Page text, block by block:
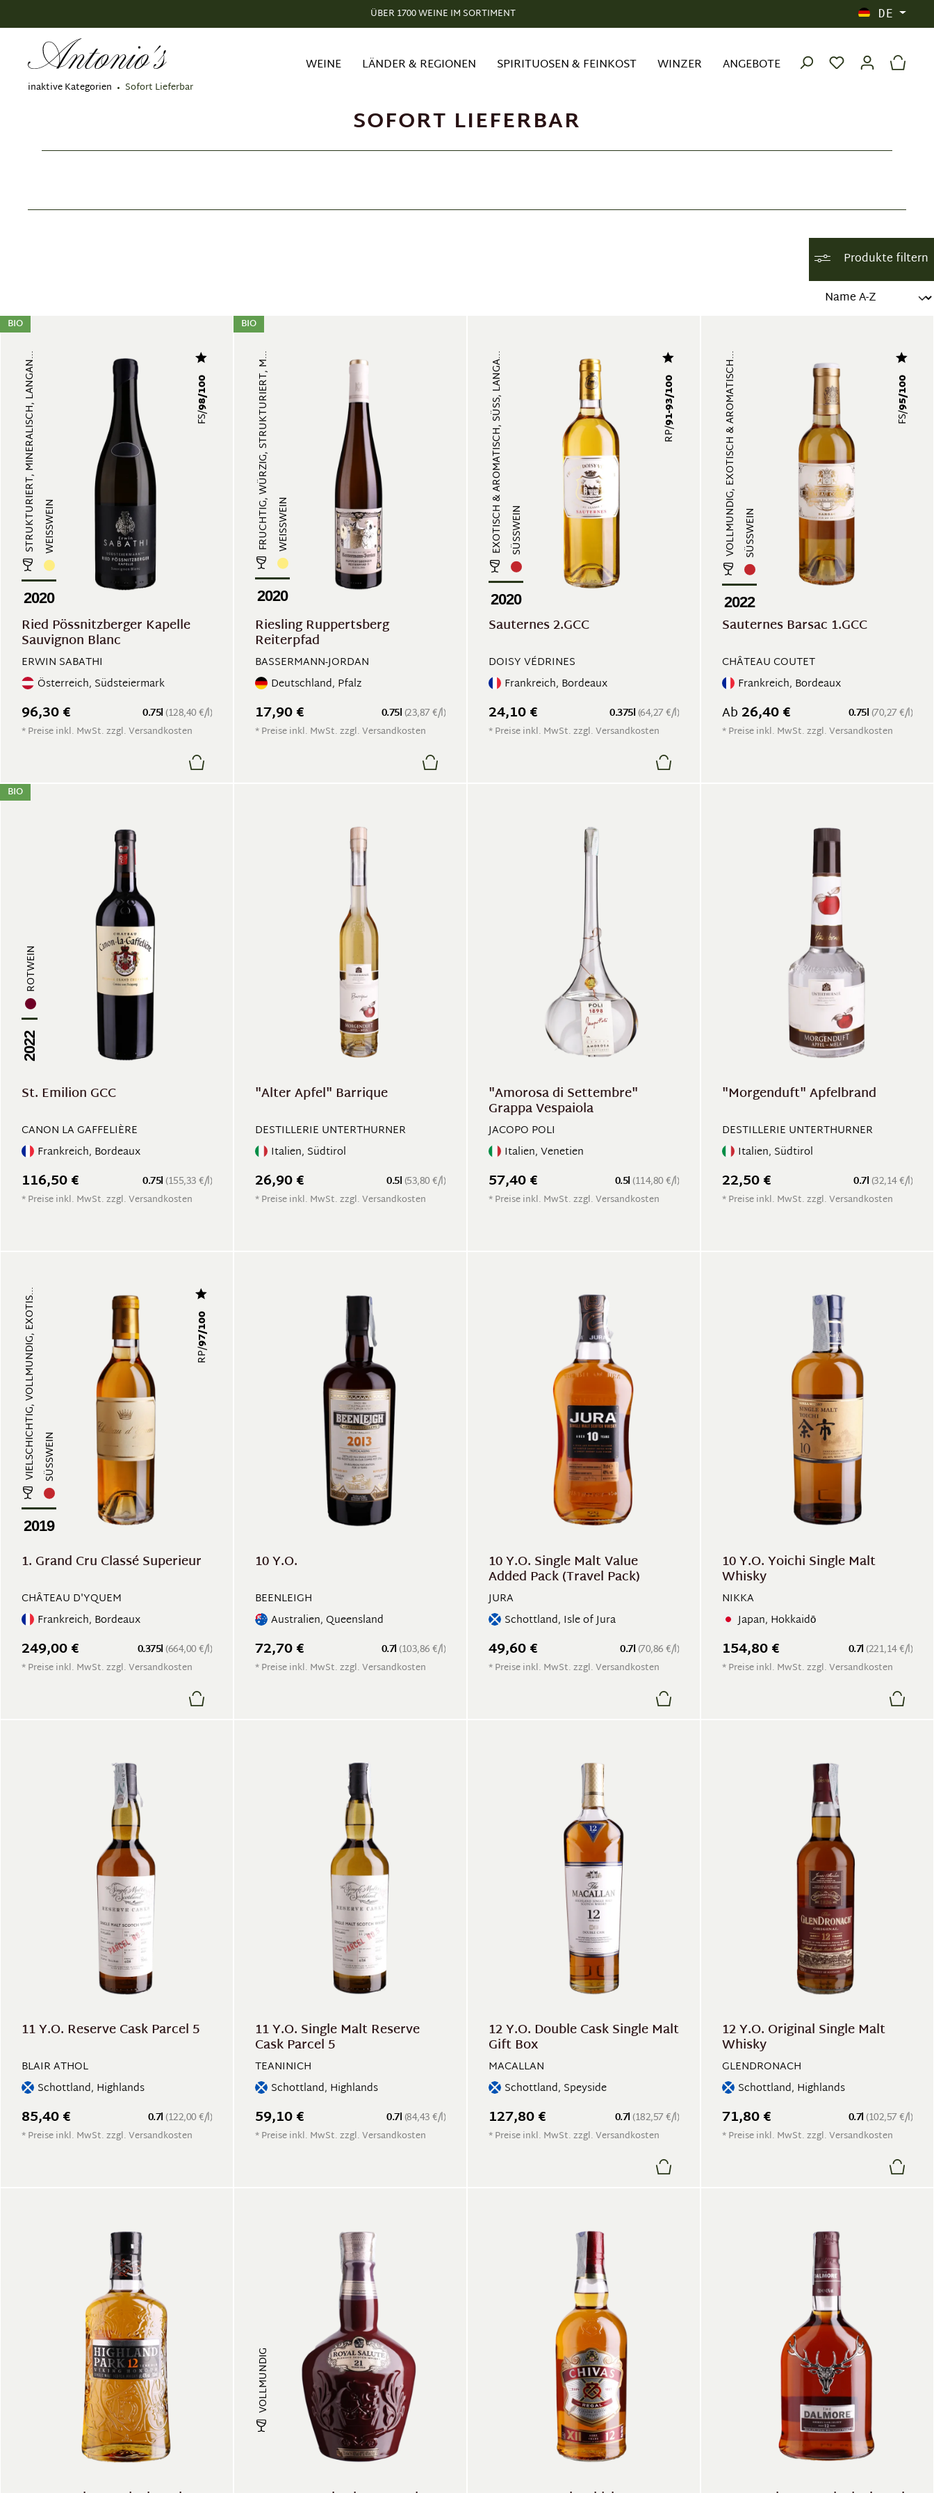
ÜBER 1700 WEINE IM SORTIMENT
Unser Weinclub: Exklusive Weine. Exklusive Vorteile. DE
inaktive Kategorien Sofort Lieferbar
WEINE LÄNDER & REGIONEN SPIRITUOSEN & FEINKOST WINZER ANGEBOTE
SOFORT LIEFERBAR
Produkte filtern
BIO
STRUKTURIERT, MINERALISCH, LANGAN... WEISSWEIN
2020
FS/
98/100
Ried Pössnitzberger Kapelle
Sauvignon Blanc
ERWIN SABATHI
Österreich, Südsteiermark
0.75l (128,40 €/l)
96,30 €
* Preise inkl. MwSt. zzgl. Versandkosten
BIO
FRUCHTIG, WÜRZIG, STRUKTURIERT, M... WEISSWEIN
2020
Riesling Ruppertsberg
Reiterpfad
BASSERMANN-JORDAN
Deutschland, Pfalz
0.75l (23,87 €/l)
17,90 €
* Preise inkl. MwSt. zzgl. Versandkosten
EXOTISCH & AROMATISCH, SÜSS, LANGA...SÜSSWEIN
2020
RP/
91-93/100
Sauternes 2.GCC
DOISY VÉDRINES
Frankreich, Bordeaux
0.375l (64,27 €/l)
24,10 €
* Preise inkl. MwSt. zzgl. Versandkosten
VOLLMUNDIG, EXOTISCH & AROMATISCH...SÜSSWEIN
2022
FS/
95/100
Sauternes Barsac 1.GCC
CHÂTEAU COUTET
Frankreich, Bordeaux
0.75l (70,27 €/l)
Ab 26,40 €
* Preise inkl. MwSt. zzgl. Versandkosten
BIO
ROTWEIN
2022
St. Emilion GCC
CANON LA GAFFELIÈRE
Frankreich, Bordeaux
0.75l (155,33 €/l)
116,50 €
* Preise inkl. MwSt. zzgl. Versandkosten
"Alter Apfel" Barrique
DESTILLERIE UNTERTHURNER
Italien, Südtirol
0.5l (53,80 €/l)
26,90 €
* Preise inkl. MwSt. zzgl. Versandkosten
"Amorosa di Settembre"
Grappa Vespaiola
JACOPO POLI
Italien, Venetien
0.5l (114,80 €/l)
57,40 €
* Preise inkl. MwSt. zzgl. Versandkosten
"Morgenduft" Apfelbrand
DESTILLERIE UNTERTHURNER
Italien, Südtirol
0.7l (32,14 €/l)
22,50 €
* Preise inkl. MwSt. zzgl. Versandkosten
VIELSCHICHTIG, VOLLMUNDIG, EXOTIS...SÜSSWEIN
2019
RP/
97/100
1. Grand Cru Classé Superieur
CHÂTEAU D'YQUEM
Frankreich, Bordeaux
0.375l (664,00 €/l)
249,00 €
* Preise inkl. MwSt. zzgl. Versandkosten
10 Y.O.
BEENLEIGH
Australien, Queensland
0.7l (103,86 €/l)
72,70 €
* Preise inkl. MwSt. zzgl. Versandkosten
10 Y.O. Single Malt Value
Added Pack (Travel Pack)
JURA
Schottland, Isle of Jura
0.7l (70,86 €/l)
49,60 €
* Preise inkl. MwSt. zzgl. Versandkosten
10 Y.O. Yoichi Single Malt
Whisky
NIKKA
Japan, Hokkaidō
0.7l (221,14 €/l)
154,80 €
* Preise inkl. MwSt. zzgl. Versandkosten
11 Y.O. Reserve Cask Parcel 5
BLAIR ATHOL
Schottland, Highlands
0.7l (122,00 €/l)
85,40 €
* Preise inkl. MwSt. zzgl. Versandkosten
11 Y.O. Single Malt Reserve
Cask Parcel 5
TEANINICH
Schottland, Highlands
0.7l (84,43 €/l)
59,10 €
* Preise inkl. MwSt. zzgl. Versandkosten
12 Y.O. Double Cask Single Malt
Gift Box
MACALLAN
Schottland, Speyside
0.7l (182,57 €/l)
127,80 €
* Preise inkl. MwSt. zzgl. Versandkosten
12 Y.O. Original Single Malt
Whisky
GLENDRONACH
Schottland, Highlands
0.7l (102,57 €/l)
71,80 €
* Preise inkl. MwSt. zzgl. Versandkosten
VOLLMUNDIG